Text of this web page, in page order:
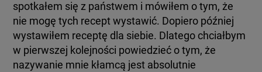
spotkałem się z państwem i mówiłem o tym, że
nie mogę tych recept wystawić. Dopiero później
wystawiłem receptę dla siebie. Dlatego chciałbym
w pierwszej kolejności powiedzieć o tym, że
nazywanie mnie kłamcą jest absolutnie